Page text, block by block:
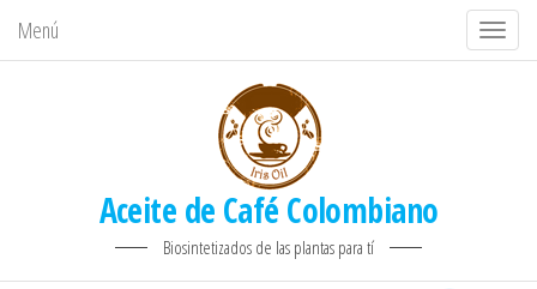
Menú
C
a
Aceite de Café Colombiano
Biosintetizados de las plantas para tí